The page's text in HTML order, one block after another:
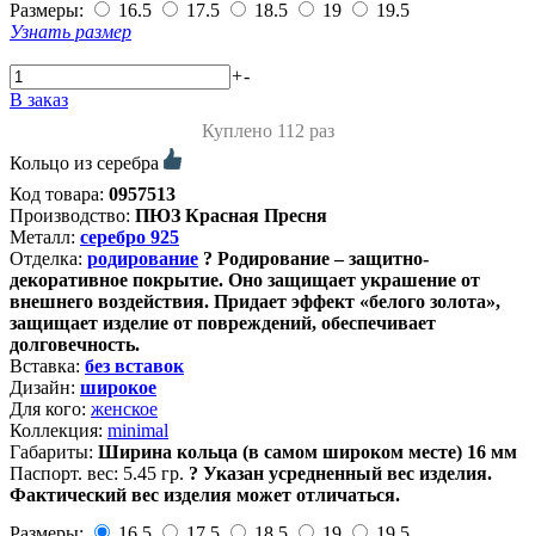
Размеры:
16.5 17.5 18.5 19
19.5
Узнать размер
+-
В заказ
Куплено 112 раз
Кольцо из серебра
Код товара: 0957513
Производство: ПЮЗ Красная Пресня
Металл: серебро 925
Отделка: родирование ? Родирование – защитно-
декоративное покрытие. Оно защищает украшение от
внешнего воздействия. Придает эффект «белого золота»,
защищает изделие от повреждений, обеспечивает
долговечность.
Вставка: без вставок
Дизайн: широкое
Для кого: женское
Коллекция: minimal
Габариты: Ширина кольца (в самом широком месте) 16 мм
Паспорт. вес: 5.45 гр. ? Указан усредненный вес изделия.
Фактический вес изделия может отличаться.